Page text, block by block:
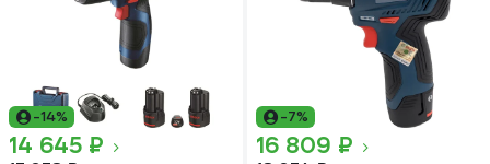
-14%
14 645 ₽
-7%
16 809 ₽